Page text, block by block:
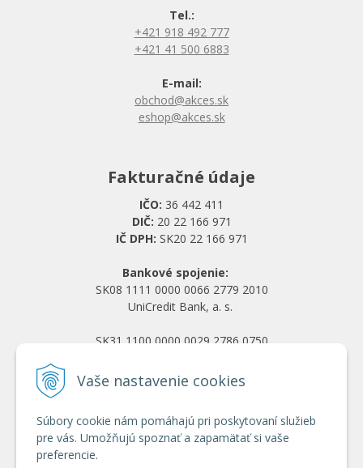
Vaše nastavenie cookies
Súbory cookie nám pomáhajú pri poskytovaní služieb
pre vás. Umožňujú spoznať a zapamätať si vaše
preferencie.
Tel.:
+421 918 492 777
+421 41 500 6883
E-mail:
obchod@akces.sk
eshop@akces.sk
Fakturačné údaje
IČO: 36 442 411
DIČ: 20 22 166 971
IČ DPH: SK20 22 166 971
Bankové spojenie:
SK08 1111 0000 0066 2779 2010
UniCredit Bank, a. s.
SK31 1100 0000 0029 2786 0750
Obchodné podmienky
Ochrana osobných údajov